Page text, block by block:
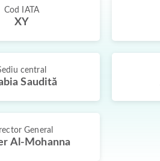
Cod IATA
XY
central
Saudită
General
Al-Mohanna